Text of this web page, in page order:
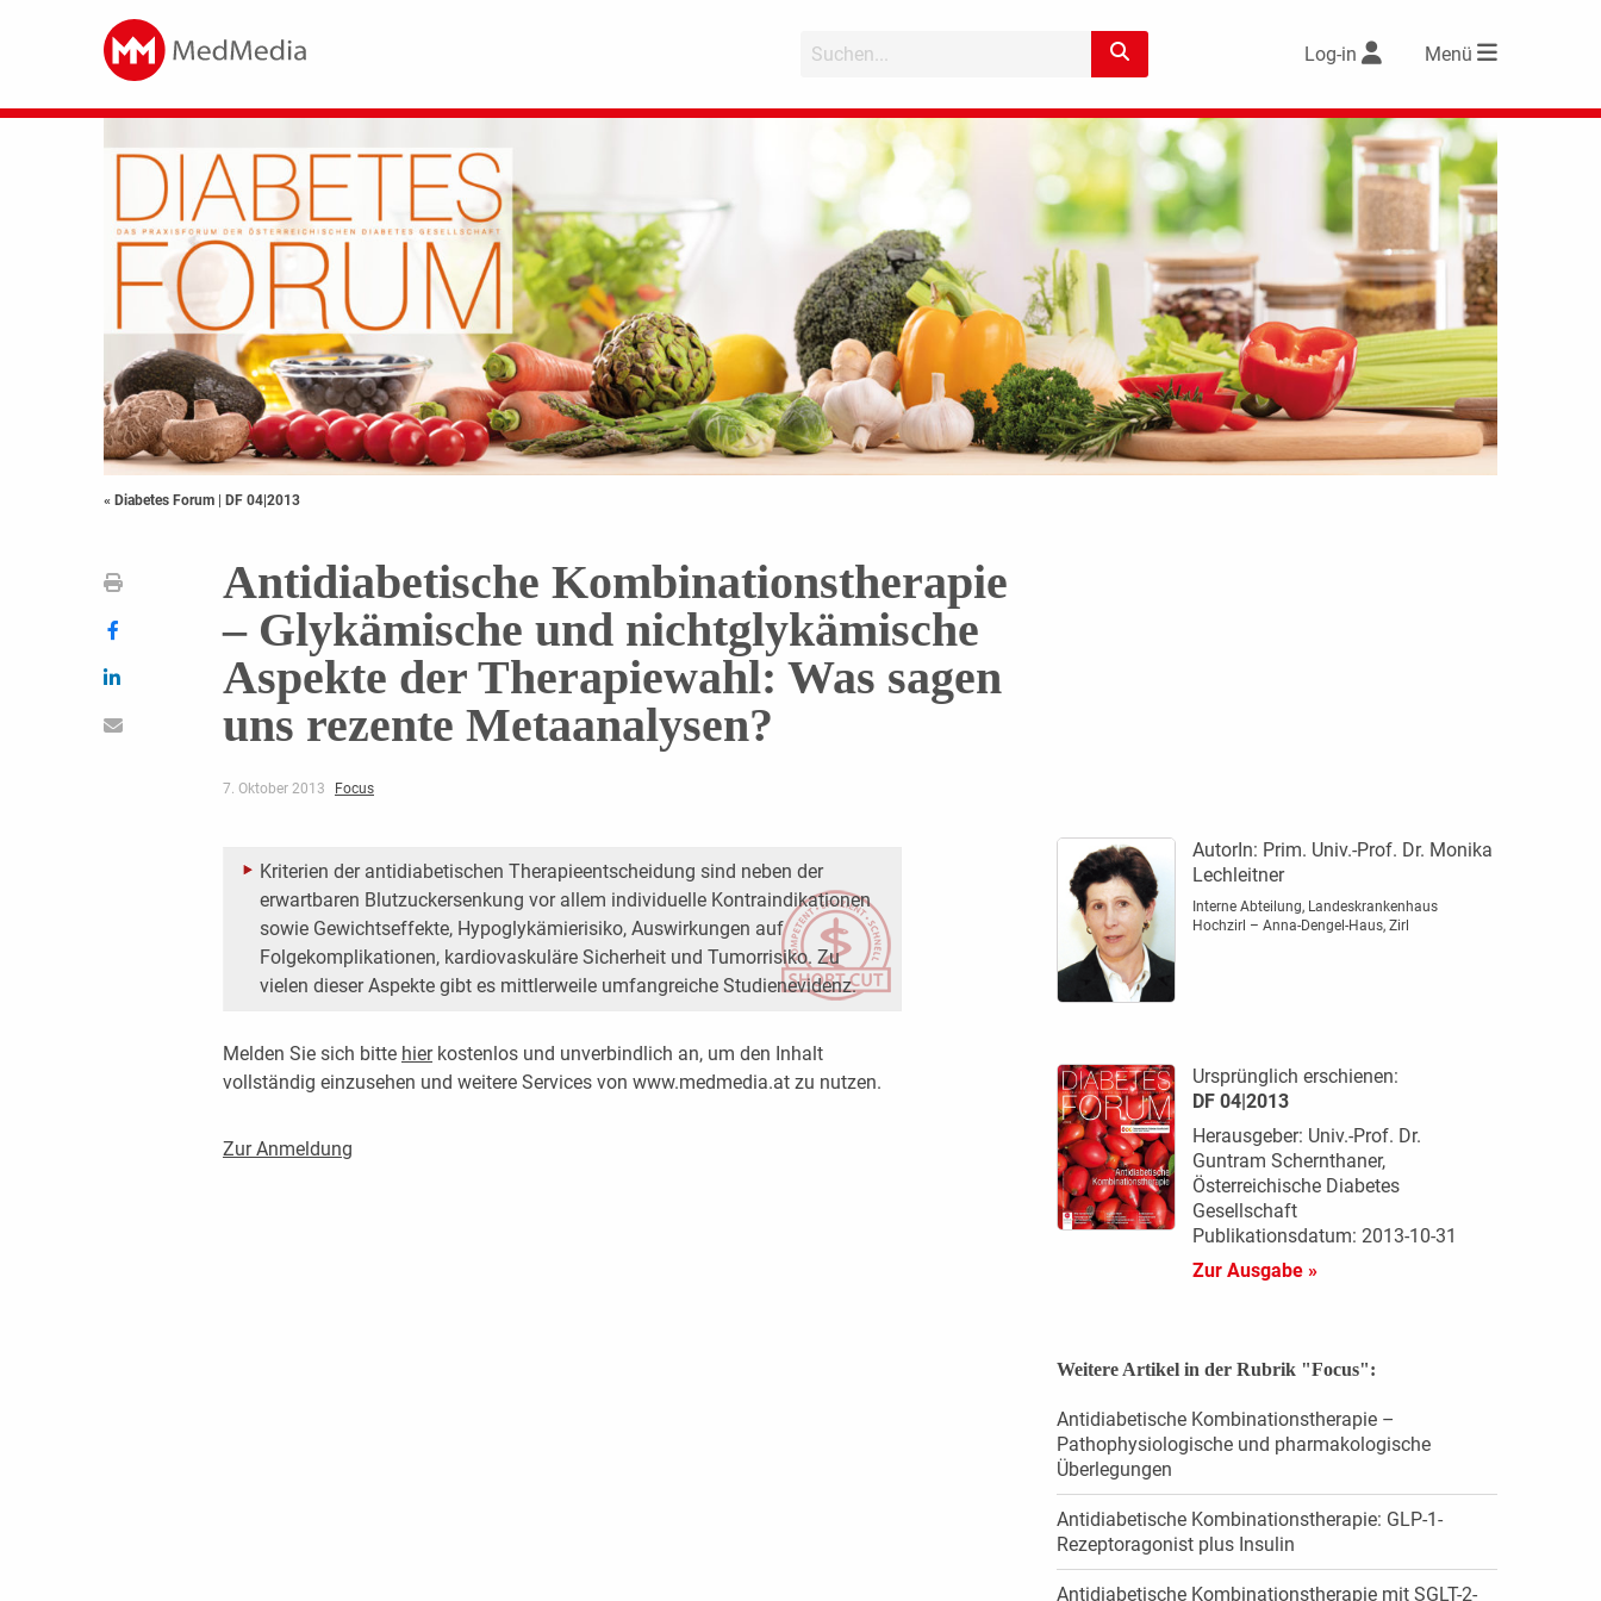
Log-in Menü
« Diabetes Forum | DF 04|2013
Antidiabetische Kombinationstherapie
– Glykämische und nichtglykämische
Aspekte der Therapiewahl: Was sagen
uns rezente Metaanalysen?
7. Oktober 2013 Focus
Kriterien der antidiabetischen Therapieentscheidung sind neben der
erwartbaren Blutzucker­senkung vor allem individuelle Kontraindikationen
sowie Gewichtseffekte, Hypoglykämierisiko, Aus­wirkungen auf
Folgekomplikationen, kardiovaskuläre Sicherheit und Tumorrisiko. Zu
vielen dieser ­Aspekte gibt es mittlerweile umfangreiche Studienevidenz.
Melden Sie sich bitte hierkostenlos und unverbindlich an, um den Inhalt
vollständig einzusehen und weitere Services von www.medmedia.at zu nutzen.
Zur Anmeldung
AutorIn: Prim. Univ.-Prof. Dr. Monika
Lechleitner
Interne Abteilung, Landeskrankenhaus
Hochzirl – Anna-Dengel-Haus, Zirl
Ursprünglich erschienen:
DF 04|2013
Herausgeber: Univ.-Prof. Dr.
Guntram Schernthaner,
Österreichische Diabetes
Gesellschaft
Publikationsdatum: 2013-10-31
Zur Ausgabe »
Weitere Artikel in der Rubrik "Focus":
Antidiabetische Kombinationstherapie –
Pathophysiologische und pharmakologische
Überlegungen
Antidiabetische Kombinationstherapie: GLP-1-
Rezeptoragonist plus Insulin
Antidiabetische Kombinationstherapie mit SGLT-2-